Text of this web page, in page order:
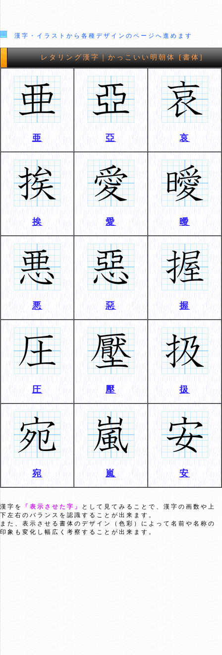
漢字・イラストから各種デザインのページへ進めます
レタリング漢字｜かっこいい明朝体 [書体]
亜 亞 哀
挨 愛 曖
悪 惡 握
圧 壓 扱
宛 嵐 安
漢字を 「表示させた字」
として見てみることで、漢字の画数や上
下左右のバランスを認識することが出来ます。
また、表示させる書体のデザイン（色彩）によって名前や名称の
印象も変化し幅広く考察することが出来ます。